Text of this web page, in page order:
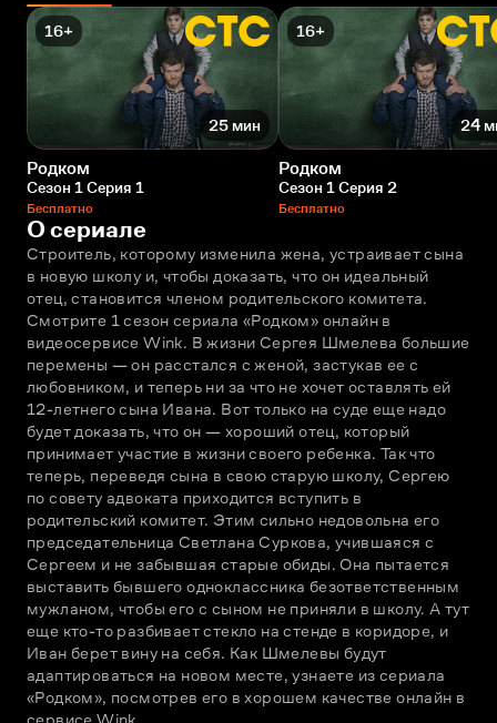
16+
25 мин
Родком
Сезон 1 Серия 1
Бесплатно
16+
24
Родком
Сезон 1 Серия 2
Бесплатно
О сериале
Строитель, которому изменила жена, устраивает сына
в новую школу и, чтобы доказать, что он идеальный
отец, становится членом родительского комитета.
Смотрите 1 сезон сериала «Родком» онлайн в
видеосервисе Wink. В жизни Сергея Шмелева большие
перемены — он расстался с женой, застукав ее с
любовником, и теперь ни за что не хочет оставлять ей
12-летнего сына Ивана. Вот только на суде еще надо
будет доказать, что он — хороший отец, который
принимает участие в жизни своего ребенка. Так что
теперь, переведя сына в свою старую школу, Сергею
по совету адвоката приходится вступить в
родительский комитет. Этим сильно недовольна его
председательница Светлана Суркова, учившаяся с
Сергеем и не забывшая старые обиды. Она пытается
выставить бывшего одноклассника безответственным
мужланом, чтобы его с сыном не приняли в школу. А тут
еще кто-то разбивает стекло на стенде в коридоре, и
Иван берет вину на себя. Как Шмелевы будут
адаптироваться на новом месте, узнаете из сериала
«Родком», посмотрев его в хорошем качестве онлайн в